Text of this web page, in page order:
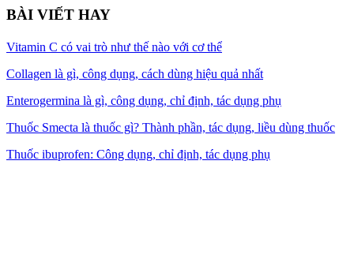
BÀI VIẾT HAY
Vitamin C có vai trò như thế nào với cơ thể
Collagen là gì, công dụng, cách dùng hiệu quả nhất
Enterogermina là gì, công dụng, chỉ định, tác dụng phụ
Thuốc Smecta là thuốc gì? Thành phần, tác dụng, liều dùng thuốc
Thuốc ibuprofen: Công dụng, chỉ định, tác dụng phụ